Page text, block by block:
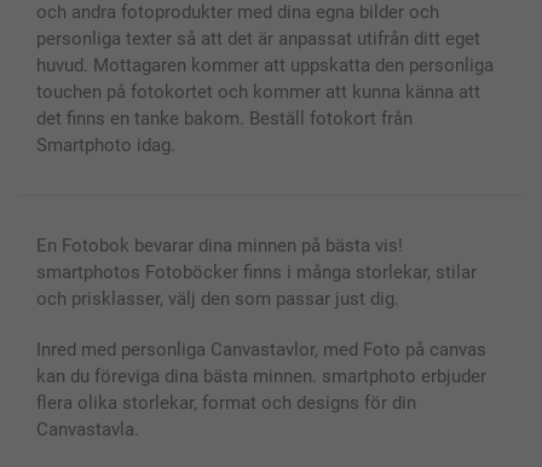
och andra fotoprodukter med dina egna bilder och
personliga texter så att det är anpassat utifrån ditt eget
huvud. Mottagaren kommer att uppskatta den personliga
touchen på fotokortet och kommer att kunna känna att
det finns en tanke bakom. Beställ fotokort från
Smartphoto idag.
En Fotobok bevarar dina minnen på bästa vis!
smartphotos Fotoböcker finns i många storlekar, stilar
och prisklasser, välj den som passar just dig.
Inred med personliga Canvastavlor, med Foto på canvas
kan du föreviga dina bästa minnen. smartphoto erbjuder
flera olika storlekar, format och designs för din
Canvastavla.